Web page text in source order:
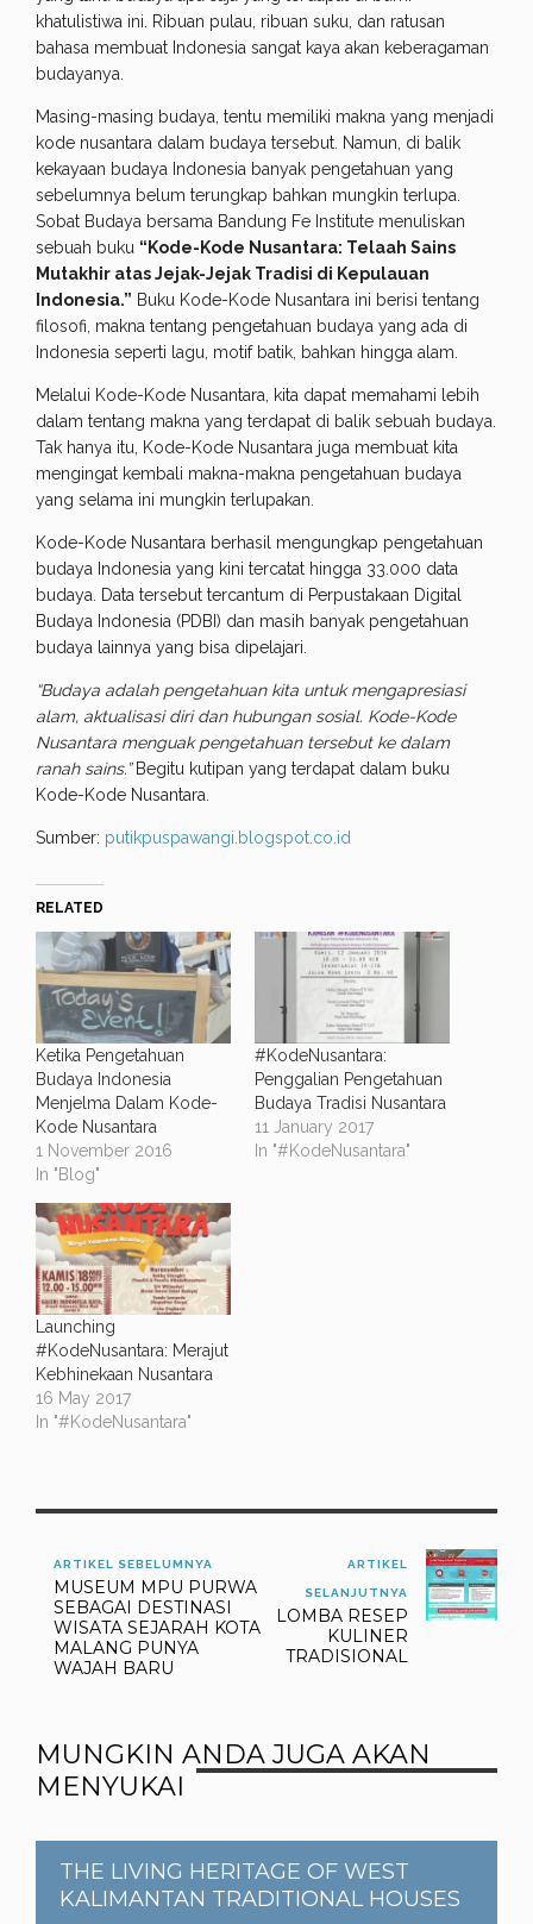
khatulistiwa ini. Ribuan pulau, ribuan suku, dan ratusan
bahasa membuat Indonesia sangat kaya akan keberagaman
budayanya.
Masing-masing budaya, tentu memiliki makna yang menjadi
kode nusantara dalam budaya tersebut. Namun, di balik
kekayaan budaya Indonesia banyak pengetahuan yang
sebelumnya belum terungkap bahkan mungkin terlupa.
Sobat Budaya bersama Bandung Fe Institute menuliskan
sebuah buku “Kode-Kode Nusantara: Telaah Sains
Mutakhir atas Jejak-Jejak Tradisi di Kepulauan
Indonesia.” Buku Kode-Kode Nusantara ini berisi tentang
filosofi, makna tentang pengetahuan budaya yang ada di
Indonesia seperti lagu, motif batik, bahkan hingga alam.
Melalui Kode-Kode Nusantara, kita dapat memahami lebih
dalam tentang makna yang terdapat di balik sebuah budaya.
Tak hanya itu, Kode-Kode Nusantara juga membuat kita
mengingat kembali makna-makna pengetahuan budaya
yang selama ini mungkin terlupakan.
Kode-Kode Nusantara berhasil mengungkap pengetahuan
budaya Indonesia yang kini tercatat hingga 33.000 data
budaya. Data tersebut tercantum di Perpustakaan Digital
Budaya Indonesia (PDBI) dan masih banyak pengetahuan
budaya lainnya yang bisa dipelajari.
“Budaya adalah pengetahuan kita untuk mengapresiasi
alam, aktualisasi diri dan hubungan sosial. Kode-Kode
Nusantara menguak pengetahuan tersebut ke dalam
ranah sains.” Begitu kutipan yang terdapat dalam buku
Kode-Kode Nusantara.
Sumber: putikpuspawangi.blogspot.co.id
RELATED
Ketika Pengetahuan
Budaya Indonesia
Menjelma Dalam Kode-
Kode Nusantara
1 November 2016
In "Blog"
#KodeNusantara:
Penggalian Pengetahuan
Budaya Tradisi Nusantara
11 January 2017
In "#KodeNusantara"
Launching
#KodeNusantara: Merajut
Kebhinekaan Nusantara
16 May 2017
In "#KodeNusantara"
ARTIKEL SEBELUMNYA
MUSEUM MPU PURWA
SEBAGAI DESTINASI
WISATA SEJARAH KOTA
MALANG PUNYA
WAJAH BARU
ARTIKEL
SELANJUTNYA
LOMBA RESEP
KULINER
TRADISIONAL
MUNGKIN ANDA JUGA AKAN
MENYUKAI
THE LIVING HERITAGE OF WEST
KALIMANTAN TRADITIONAL HOUSES